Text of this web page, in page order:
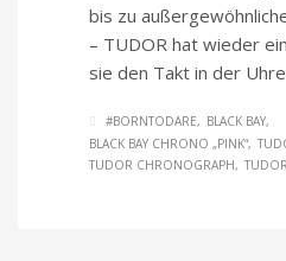
bis zu
– TUDOR hat wieder
sie den Takt in der
#BORNTODARE
BLACK BAY
BLACK BAY CHRONO „PINK“
TUDOR CHRONOGRAPH